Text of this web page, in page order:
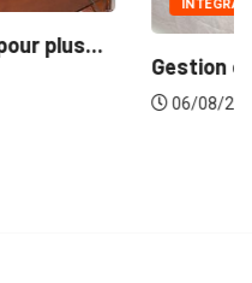
du Bassin du...